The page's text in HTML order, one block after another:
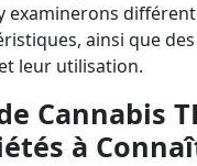
examinerons
ainsi que
leur utilisation.
Cannabis
à